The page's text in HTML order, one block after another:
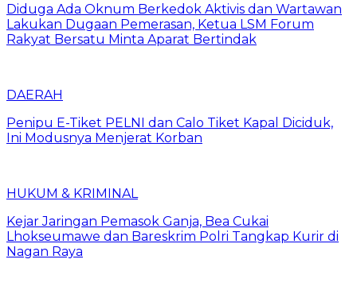
Diduga Ada Oknum Berkedok Aktivis dan Wartawan
Lakukan Dugaan Pemerasan, Ketua LSM Forum
Rakyat Bersatu Minta Aparat Bertindak
DAERAH
Penipu E-Tiket PELNI dan Calo Tiket Kapal Diciduk,
Ini Modusnya Menjerat Korban
HUKUM & KRIMINAL
Kejar Jaringan Pemasok Ganja, Bea Cukai
Lhokseumawe dan Bareskrim Polri Tangkap Kurir di
Nagan Raya